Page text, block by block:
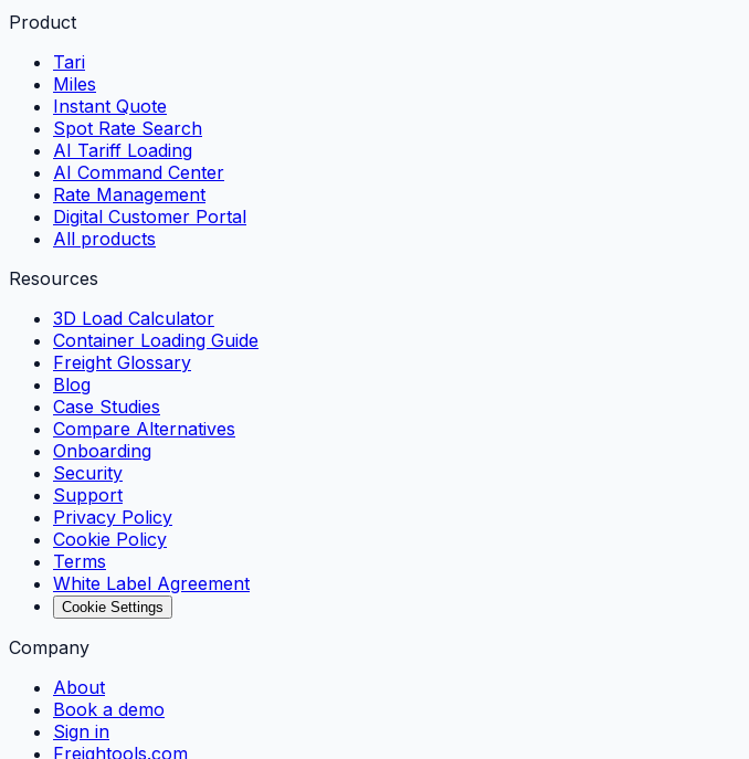
Product
Tari
Miles
Instant Quote
Spot Rate Search
AI Tariff Loading
AI Command Center
Rate Management
Digital Customer Portal
All products
Resources
3D Load Calculator
Container Loading Guide
Freight Glossary
Blog
Case Studies
Compare Alternatives
Onboarding
Security
Support
Privacy Policy
Cookie Policy
Terms
White Label Agreement
Cookie Settings
Company
About
Book a demo
Sign in
Freightools.com